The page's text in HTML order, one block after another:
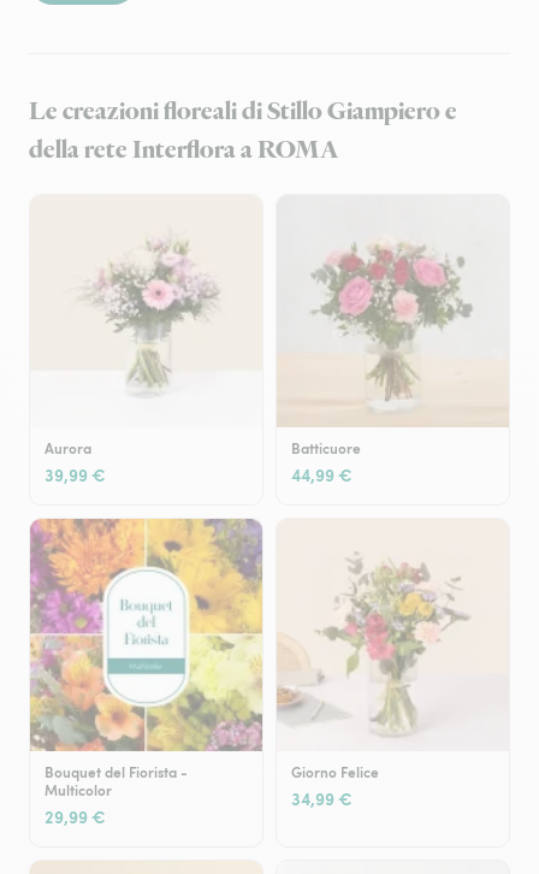
Le creazioni floreali di Stillo Giampiero e
della rete Interflora a ROMA
Aurora
39,99 €
Batticuore
44,99 €
Bouquet del Fiorista -
Multicolor
29,99 €
Giorno Felice
34,99 €